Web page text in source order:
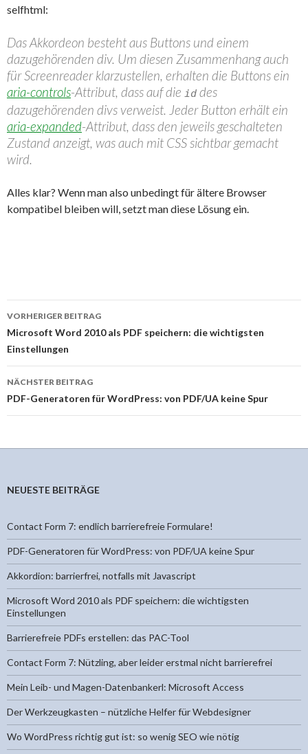
selfhtml:
Das Akkordeon besteht aus Buttons und einem
dazugehörenden div. Um diesen Zusammenhang auch
für Screenreader klarzustellen, erhalten die Buttons ein
aria-controls-Attribut, dass auf die id des
dazugehörenden divs verweist. Jeder Button erhält ein
aria-expanded-Attribut, dass den jeweils geschalteten
Zustand anzeigt, was auch mit CSS sichtbar gemacht
wird.
Alles klar? Wenn man also unbedingt für ältere Browser
kompatibel bleiben will, setzt man diese Lösung ein.
Beitrags-
Navigation
VORHERIGER BEITRAG
Microsoft Word 2010 als PDF speichern: die wichtigsten
Einstellungen
NÄCHSTER BEITRAG
PDF-Generatoren für WordPress: von PDF/UA keine Spur
NEUESTE BEITRÄGE
Contact Form 7: endlich barrierefreie Formulare!
PDF-Generatoren für WordPress: von PDF/UA keine Spur
Akkordion: barrierfrei, notfalls mit Javascript
Microsoft Word 2010 als PDF speichern: die wichtigsten
Einstellungen
Barrierefreie PDFs erstellen: das PAC-Tool
Contact Form 7: Nützling, aber leider erstmal nicht barrierefrei
Mein Leib- und Magen-Datenbankerl: Microsoft Access
Der Werkzeugkasten – nützliche Helfer für Webdesigner
Wo WordPress richtig gut ist: so wenig SEO wie nötig